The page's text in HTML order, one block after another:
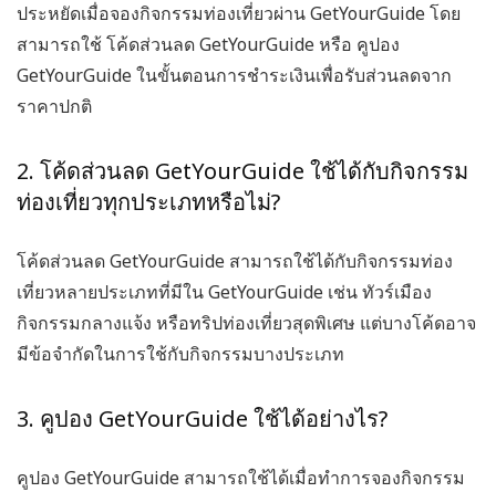
ประหยัดเมื่อจองกิจกรรมท่องเที่ยวผ่าน GetYourGuide โดย
สามารถใช้โค้ดส่วนลด GetYourGuideหรือ คูปอง
GetYourGuideในขั้นตอนการชำระเงินเพื่อรับส่วนลดจาก
ราคาปกติ
2. โค้ดส่วนลด GetYourGuide ใช้ได้กับกิจกรรม
ท่องเที่ยวทุกประเภทหรือไม่?
โค้ดส่วนลด GetYourGuide สามารถใช้ได้กับกิจกรรมท่อง
เที่ยวหลายประเภทที่มีใน GetYourGuide เช่น ทัวร์เมือง
กิจกรรมกลางแจ้ง หรือทริปท่องเที่ยวสุดพิเศษ แต่บางโค้ดอาจ
มีข้อจำกัดในการใช้กับกิจกรรมบางประเภท
3. คูปอง GetYourGuide ใช้ได้อย่างไร?
คูปอง GetYourGuide สามารถใช้ได้เมื่อทำการจองกิจกรรม